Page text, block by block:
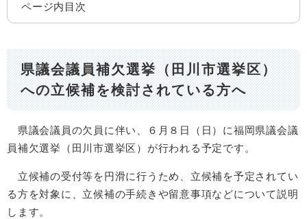
ページ内目次
県議会議員補欠選挙（田川市選挙区）
への立候補を検討されている方へ
県議会議員の欠員に伴い、６月８日（日）に福岡県議会議
員補欠選挙（田川市選挙区）が行われる予定です。
立候補の受付等を円滑に行うため、立候補を予定されてい
る方を対象に、立候補の手続きや留意事項などについて説明
します。